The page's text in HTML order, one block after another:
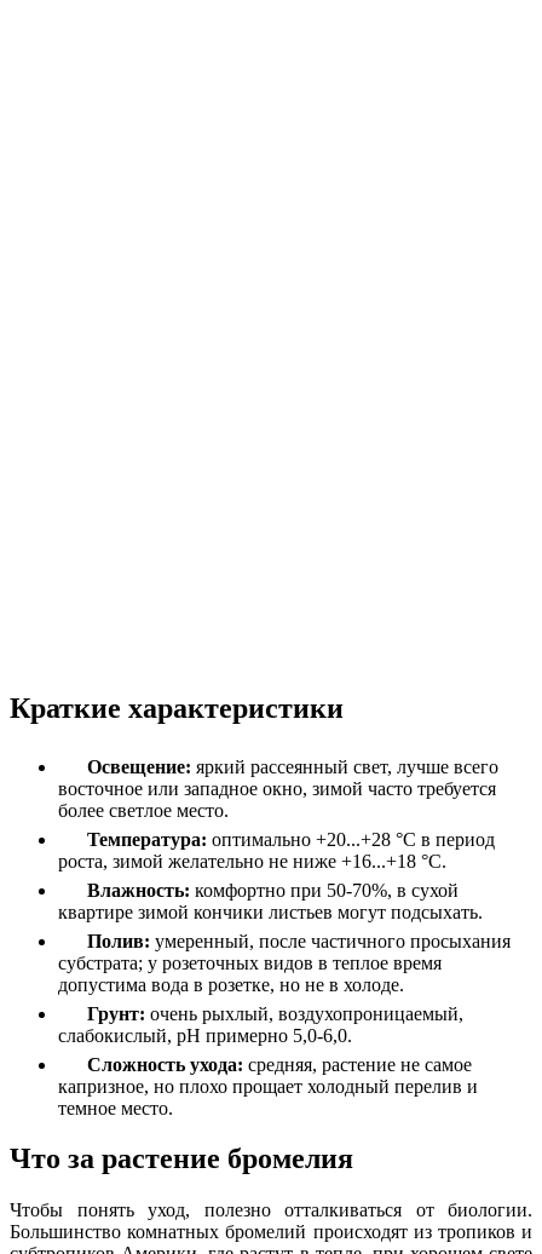
Краткие характеристики
Освещение: яркий рассеянный свет, лучше всего
восточное или западное окно, зимой часто требуется
более светлое место.
Температура: оптимально +20...+28 °C в период
роста, зимой желательно не ниже +16...+18 °C.
Влажность: комфортно при 50-70%, в сухой
квартире зимой кончики листьев могут подсыхать.
Полив: умеренный, после частичного просыхания
субстрата; у розеточных видов в теплое время
допустима вода в розетке, но не в холоде.
Грунт: очень рыхлый, воздухопроницаемый,
слабокислый, pH примерно 5,0-6,0.
Сложность ухода: средняя, растение не самое
капризное, но плохо прощает холодный перелив и
темное место.
Что за растение бромелия
Чтобы понять уход, полезно отталкиваться от биологии.
Большинство комнатных бромелий происходят из тропиков и